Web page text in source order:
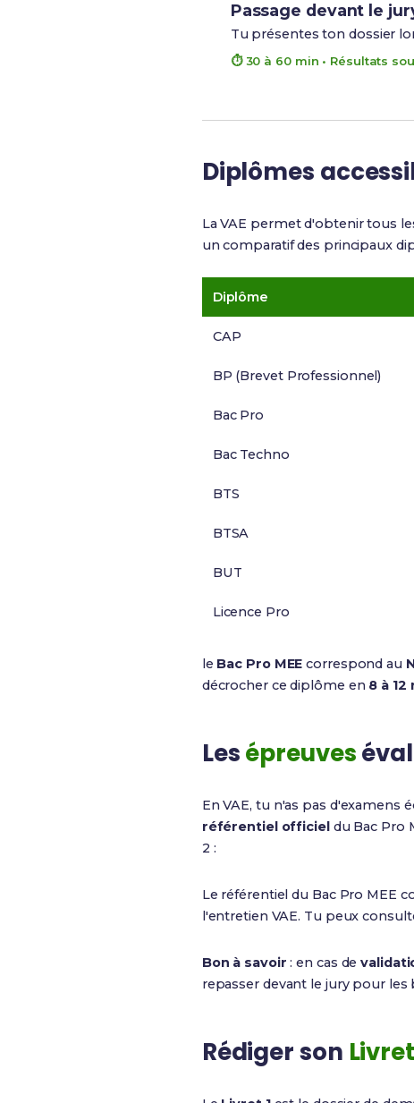
Passage devant le
Tu présentes ton dossier
⏱ 30 à 60 min • Résultats
Diplômes
La VAE permet d'obtenir tous
un comparatif des principaux
Diplôme
CAP
BP (Brevet Professionnel)
Bac Pro
Bac Techno
BTS
BTSA
BUT
Licence Pro
le Bac Pro MEE correspond au
décrocher ce diplôme en 8 à 12
Lesépreuves
En VAE, tu n'as pas d'examens
référentiel officiel du Bac Pro
2 :
Le référentiel du Bac Pro MEE
l'entretien VAE. Tu peux
Bon à savoir : en cas de
repasser devant le jury pour
Rédiger son Livret